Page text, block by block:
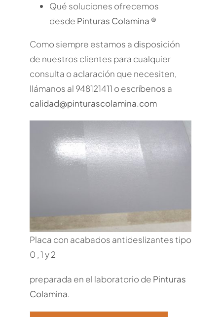
Qué soluciones ofrecemos
desde Pinturas Colamina ®
Como siempre estamos a disposición
de nuestros clientes para cualquier
consulta o aclaración que necesiten,
llámanos al 948121411 o escríbenos a
calidad@pinturascolamina.com
Placa con acabados antideslizantes tipo
0 , 1 y 2
preparada en el laboratorio de Pinturas
Colamina.